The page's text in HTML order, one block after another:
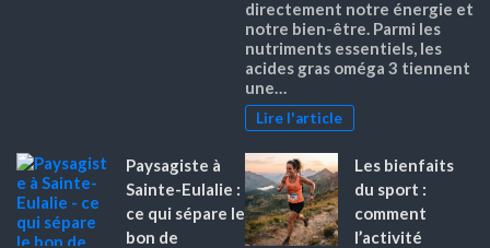
directement notre énergie et
notre bien-être. Parmi les
nutriments essentiels, les
acides gras oméga 3 tiennent
une…
Lire l'article
Paysagiste à
Sainte-Eulalie :
ce qui sépare le
bon de
Les bienfaits
du sport :
comment
l’activité